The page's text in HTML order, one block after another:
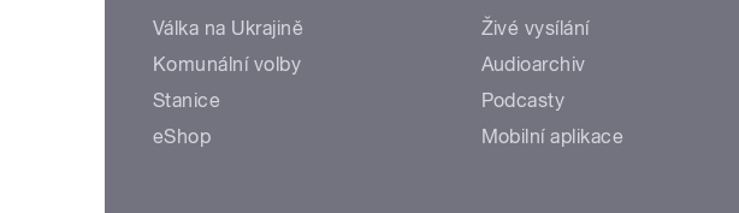
Válka na Ukrajině
Komunální volby
Stanice
eShop
Živé vysílání
Audioarchiv
Podcasty
Mobilní aplikace